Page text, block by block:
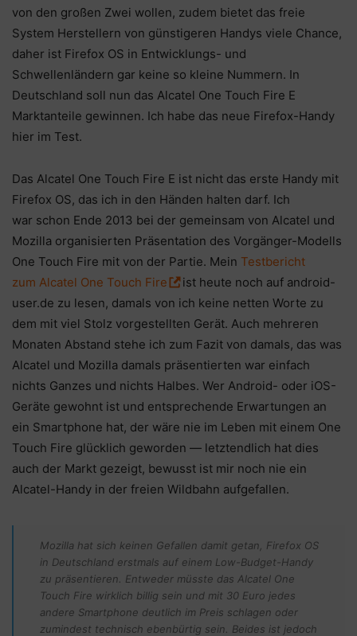
von den großen Zwei wollen, zudem bietet das freie
System Herstellern von günstigeren Handys viele Chance,
daher ist Firefox OS in Entwicklungs- und
Schwellenländern gar keine so kleine Nummern. In
Deutschland soll nun das Alcatel One Touch Fire E
Marktanteile gewinnen. Ich habe das neue Firefox-Handy
hier im Test.
Das Alcatel One Touch Fire E ist nicht das erste Handy mit
Firefox OS, das ich in den Händen halten darf. Ich
war schon Ende 2013 bei der gemeinsam von Alcatel und
Mozilla organisierten Präsentation des Vorgänger-Modells
One Touch Fire mit von der Partie. Mein Testbericht
zum Alcatel One Touch Fire
ist heute noch auf android-
user.de zu lesen, damals von ich keine netten Worte zu
dem mit viel Stolz vorgestellten Gerät. Auch mehreren
Monaten Abstand stehe ich zum Fazit von damals, das was
Alcatel und Mozilla damals präsentierten war einfach
nichts Ganzes und nichts Halbes. Wer Android- oder iOS-
Geräte gewohnt ist und entsprechende Erwartungen an
ein Smartphone hat, der wäre nie im Leben mit einem One
Touch Fire glücklich geworden — letztendlich hat dies
auch der Markt gezeigt, bewusst ist mir noch nie ein
Alcatel-Handy in der freien Wildbahn aufgefallen.
Mozilla hat sich keinen Gefallen damit getan, Firefox OS
in Deutschland erstmals auf einem Low-Budget-Handy
zu präsentieren. Entweder müsste das Alcatel One
Touch Fire wirklich billig sein und mit 30 Euro jedes
andere Smartphone deutlich im Preis schlagen oder
zumindest technisch ebenbürtig sein. Beides ist jedoch